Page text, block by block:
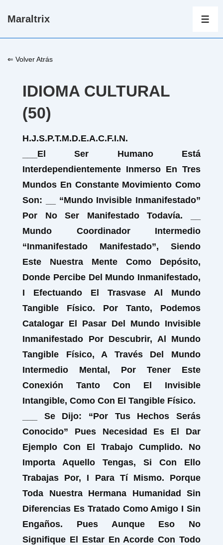
Saltar
principal
Maraltrix
⇐ Volver Atrás
IDIOMA CULTURAL
(50)
H.J.S.P.T.M.D.E.A.C.F.I.N.
___El Ser Humano Está
Interdependientemente Inmerso En Tres
Mundos En Constante Movimiento Como
Son: __ “Mundo Invisible Inmanifestado”
Por No Ser Manifestado Todavía. __
Mundo Coordinador Intermedio
“Inmanifestado Manifestado”, Siendo
Este Nuestra Mente Como Depósito,
Donde Percibe Del Mundo Inmanifestado,
I Efectuando El Trasvase Al Mundo
Tangible Físico. Por Tanto, Podemos
Catalogar El Pasar Del Mundo Invisible
Inmanifestado Por Descubrir, Al Mundo
Tangible Físico, A Través Del Mundo
Intermedio Mental, Por Tener Este
Conexión Tanto Con El Invisible
Intangible, Como Con El Tangible Físico.
___ Se Dijo: “Por Tus Hechos Serás
Conocido” Pues Necesidad Es El Dar
Ejemplo Con El Trabajo Cumplido. No
Importa Aquello Tengas, Si Con Ello
Trabajas Por, I Para Tí Mismo. Porque
Toda Nuestra Hermana Humanidad Sin
Diferencias Es Tratado Como Amigo I Sin
Engaños. Pues Aunque Eso No
Signifique El Estar En Acorde Con Todo